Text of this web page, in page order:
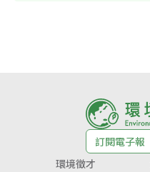
訂閱電子報
環境徵才